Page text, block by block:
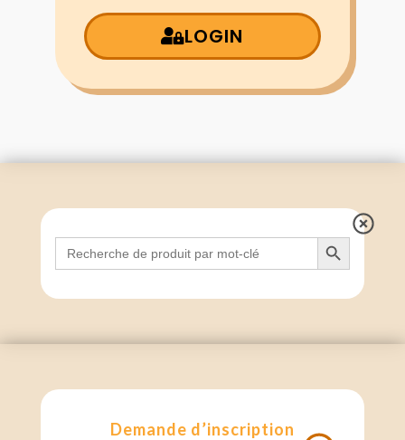
LOGIN
Search
for:
Search Button
Demande d’inscription